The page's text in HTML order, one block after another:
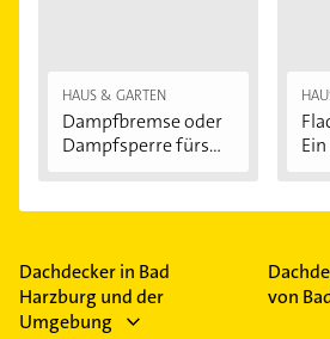
HAUS & GARTEN
Dampfbremse oder
Dampfsperre fürs...
Dachdecker in Bad
Harzburg und der
Umgebung
von